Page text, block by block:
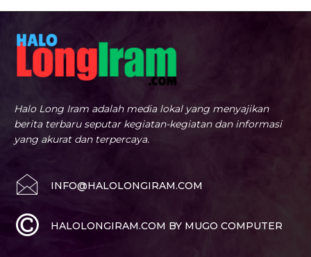
Halo Long Iram adalah media lokal yang menyajikan
berita terbaru seputar kegiatan-kegiatan dan informasi
yang akurat dan terpercaya.
INFO@HALOLONGIRAM.COM
HALOLONGIRAM.COM BY MUGO COMPUTER